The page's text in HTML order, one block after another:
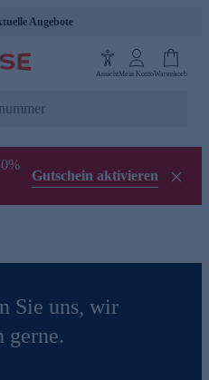
Angebote
AnsichtMein KontoWarenkorb
Gutschein aktivieren
Sie uns, wir
gerne.